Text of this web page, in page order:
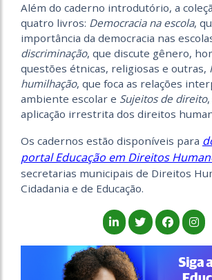
Além do caderno introdutório, a
quatro livros: Democracia na escola,
importância da democracia nas
discriminação, que discute gênero,
questões étnicas, religiosas e outras,
humilhação, que foca as relações
ambiente escolar e Sujeitos de direito
aplicação irrestrita dos direitos
Os cadernos estão disponíveis para
portal Educação em Direitos
secretarias municipais de Direitos
Cidadania e de Educação.